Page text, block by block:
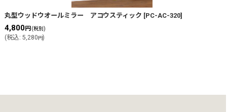
丸型ウッドウオールミラー アコウスティック [PC-AC-320]
4,800円 (税別)
(税込: 5,280円)